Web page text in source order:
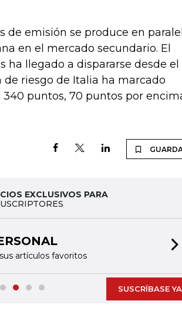
de emisión se produce en
en el mercado secundario. El
ha llegado a dispararse desde el
de riesgo de Italia ha marcado
puntos, 70 puntos por
EXCLUSIVOS PARA
artículos favoritos
SUSCRÍBASE YA